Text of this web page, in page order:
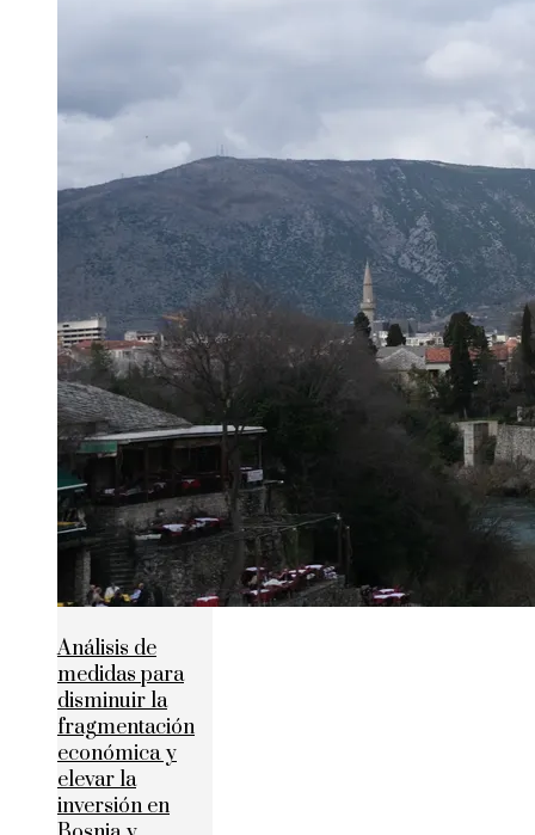
Análisis de
medidas para
disminuir la
fragmentación
económica y
elevar la
inversión en